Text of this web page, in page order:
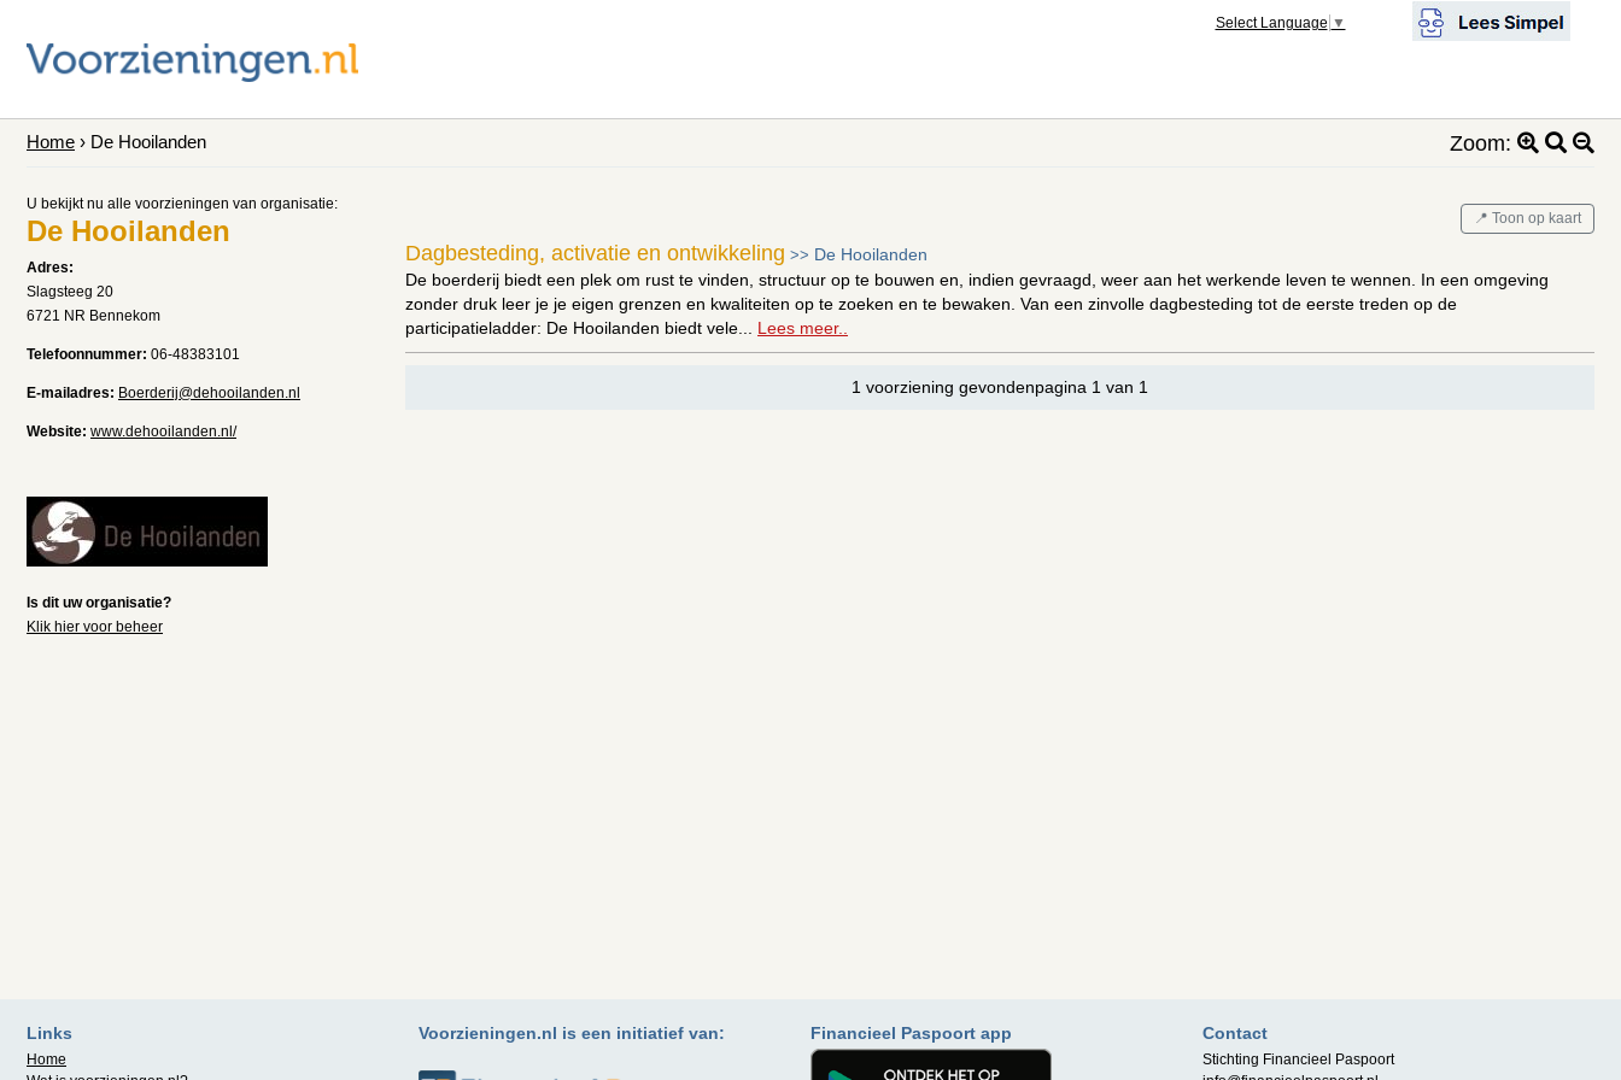
Select Language ▼
Home › De Hooilanden Zoom:
U bekijkt nu alle voorzieningen van organisatie:
De Hooilanden
Adres:
Slagsteeg 20
6721 NR Bennekom
Telefoonnummer: 06-48383101
E-mailadres: Boerderij@dehooilanden.nl
Website: www.dehooilanden.nl/
Is dit uw organisatie?
Klik hier voor beheer
📍 Toon op kaart
Dagbesteding, activatie en ontwikkeling >> De Hooilanden
De boerderij biedt een plek om rust te vinden, structuur op te bouwen en, indien gevraagd, weer aan het werkende leven te wennen. In een omgeving
zonder druk leer je je eigen grenzen en kwaliteiten op te zoeken en te bewaken. Van een zinvolle dagbesteding tot de eerste treden op de
participatieladder: De Hooilanden biedt vele... Lees meer..
1 voorziening gevondenpagina 1 van 1
Links
Home
Voorzieningen.nl is een initiatief van: Financieel Paspoort app Contact
Stichting Financieel Paspoort